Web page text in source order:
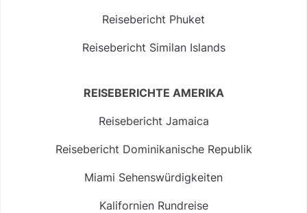
Reisebericht Phuket
Reisebericht Similan Islands
REISEBERICHTE AMERIKA
Reisebericht Jamaica
Reisebericht Dominikanische Republik
Miami Sehenswürdigkeiten
Kalifornien Rundreise